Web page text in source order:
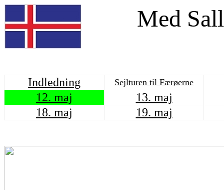
Med
Indledning Sejlturen til Færøerne
12. maj
13. maj
18. maj
19. maj